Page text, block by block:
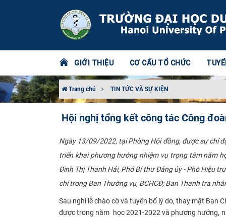
GIỚI THIỆU CƠ CẤU TỔ CHỨC
Trang chủ TIN TỨC VÀ SỰ KIỆN
Hội nghị tổng kết công tác Công
Ngày 13/09/2022, tại Phòng Hội đồng, được sự chỉ
triển khai phương hướng nhiệm vụ trọng tâm năm
Đinh Thị Thanh Hải, Phó Bí thư Đảng ủy - Phó Hiệu
chí trong Ban Thường vụ, BCHCĐ; Ban Thanh tra
Sau nghi lễ chào cờ và tuyên bố lý do, thay mặt Ban
được trong năm học 2021-2022 và phương hướng,